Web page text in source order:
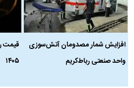
افزایش شمار مصدومان آتش‌سوزی
واحد صنعتی رباط‌کریم
۱۴۰۵